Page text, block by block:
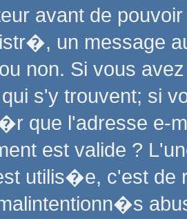
avant de
un message
non. Si vous
qui s'y trouvent; si
que l'adresse e-
est valide ?
utilis�e, c'est